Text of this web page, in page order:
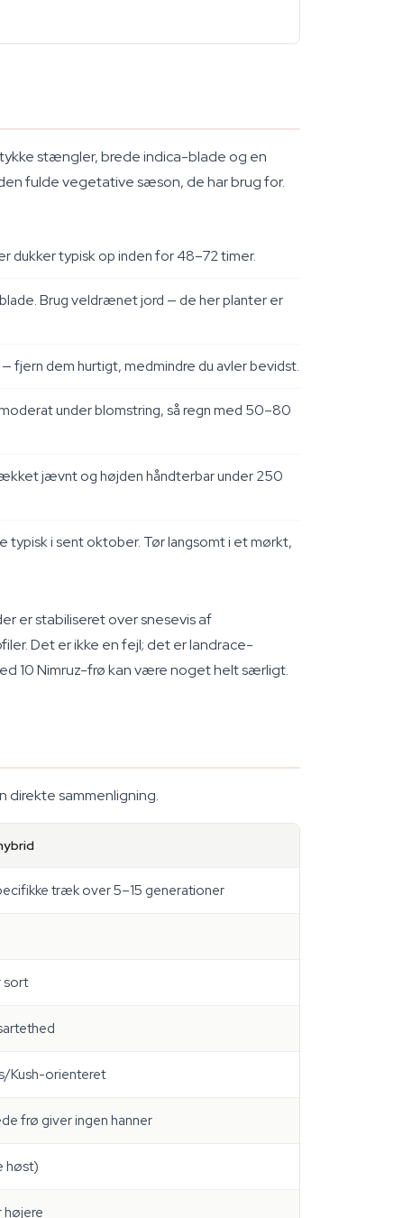
stængler, brede indica-blade og en
fulde vegetative sæson, de har brug for.
dukker typisk op inden for 48–72 timer.
Brug veldrænet jord — de her planter er
fjern dem hurtigt, medmindre du avler bevidst.
under blomstring, så regn med 50–80
jævnt og højden håndterbar under 250
typisk i sent oktober. Tør langsomt i et mørkt,
er stabiliseret over snesevis af
Det er ikke en fejl; det er landrace-
10 Nimruz-frø kan være noget helt særligt.
direkte sammenligning.
træk over 5–15 generationer
sort
Kush-orienteret
frø giver ingen hanner
høst)
højere